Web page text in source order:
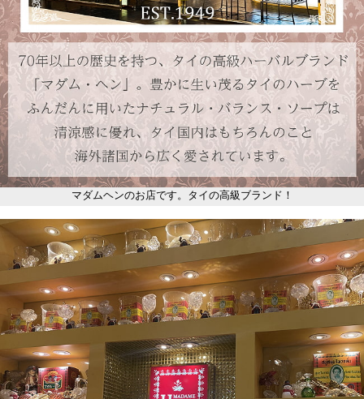
マダムヘンのお店です。タイの高級ブランド！